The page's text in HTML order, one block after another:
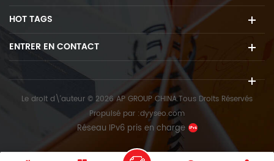
HOT TAGS
ENTRER EN CONTACT
Le droit d\'auteur © 2026 AP GROUP CHINA.Tous Droits Réservés
Propulsé par :dyyseo.com
Réseau IPv6 pris en charge